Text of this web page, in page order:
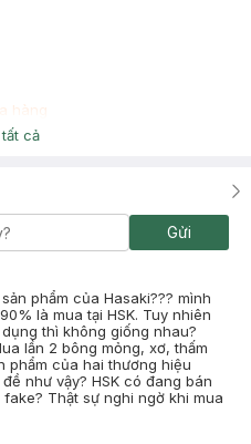
hàng
cả
Gửi
phẩm của Hasaki??? mình
là mua tại HSK. Tuy nhiên
thì không giống nhau?
lần 2 bông mỏng, xơ, thấm
phẩm của hai thương hiệu
như vậy? HSK có đang bán
Thật sự nghi ngờ khi mua